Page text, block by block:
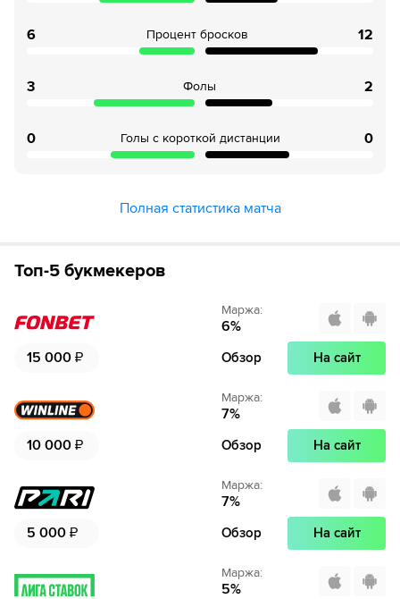
6 Процент бросков 12
3 Фолы 2
0 Голы с короткой дистанции 0
Полная статистика матча
Топ-5 букмекеров
15 000 ₽
Маржа:
6%
Обзор На сайт
10 000 ₽
Маржа:
7%
Обзор На сайт
5 000 ₽
Маржа:
7%
Обзор На сайт
Маржа:
5%